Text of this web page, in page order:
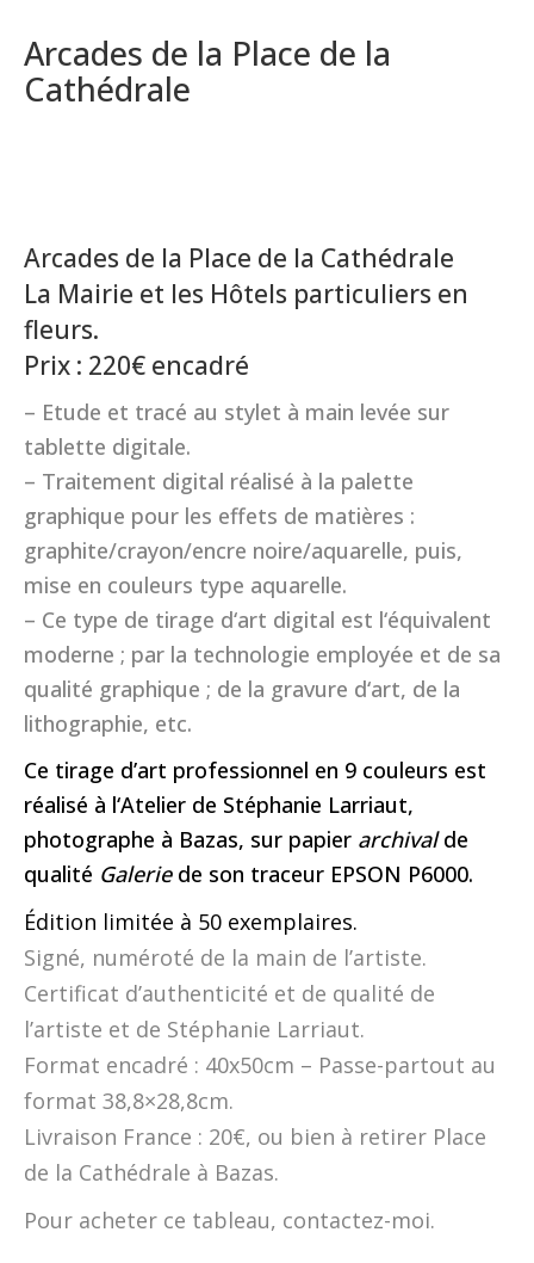
Arcades de la Place de la
Cathédrale
Arcades de la Place de la Cathédrale
La Mairie et les Hôtels particuliers en
fleurs.
Prix : 220€ encadré
– Etude et tracé au stylet à main levée sur
tablette digitale.
– Traitement digital réalisé à la palette
graphique pour les effets de matières :
graphite/crayon/encre noire/aquarelle, puis,
mise en couleurs type aquarelle.
– Ce type de tirage d‘art digital est l‘équivalent
moderne ; par la technologie employée et de sa
qualité graphique ; de la gravure d‘art, de la
lithographie, etc.
Ce tirage d’art professionnel en 9 couleurs est
réalisé à l‘Atelier de Stéphanie Larriaut,
photographe à Bazas, sur papier archivalde
qualité Galeriede son traceur EPSON P6000.
Édition limitée à 50 exemplaires.
Signé, numéroté de la main de l’artiste.
Certificat d’authenticité et de qualité de
l’artiste et de Stéphanie Larriaut.
Format encadré : 40x50cm – Passe-partout au
format 38,8×28,8cm.
Livraison France : 20€, ou bien à retirer Place
de la Cathédrale à Bazas.
Pour acheter ce tableau, contactez-moi.